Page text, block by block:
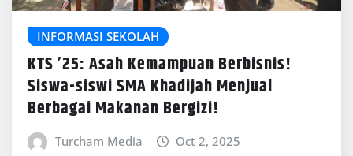
INFORMASI SEKOLAH
KTS ’25: Asah Kemampuan Berbisnis!
Siswa-siswi SMA Khadijah Menjual
Berbagai Makanan Bergizi!
Turcham Media Oct 2, 2025